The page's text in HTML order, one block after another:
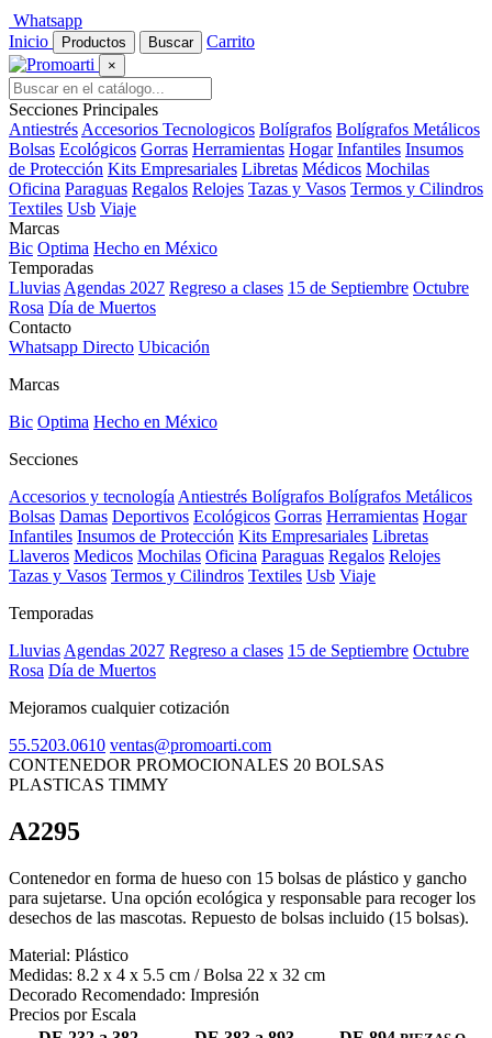
Whatsapp
Inicio
Productos Buscar Carrito
×
Secciones Principales
Antiestrés Accesorios Tecnologicos Bolígrafos Bolígrafos Metálicos
Bolsas Ecológicos Gorras Herramientas Hogar Infantiles Insumos
de Protección Kits Empresariales Libretas Médicos Mochilas
Oficina Paraguas Regalos Relojes Tazas y Vasos Termos y Cilindros
Textiles Usb Viaje
Marcas
Bic Optima Hecho en México
Temporadas
Lluvias Agendas 2027 Regreso a clases 15 de Septiembre Octubre
Rosa Día de Muertos
Contacto
Whatsapp Directo Ubicación
Marcas
Bic Optima Hecho en México
Secciones
Accesorios y tecnología Antiestrés Bolígrafos Bolígrafos Metálicos
Bolsas Damas Deportivos Ecológicos Gorras Herramientas Hogar
Infantiles Insumos de Protección Kits Empresariales Libretas
Llaveros Medicos Mochilas Oficina Paraguas Regalos Relojes
Tazas y Vasos Termos y Cilindros Textiles Usb Viaje
Temporadas
Lluvias Agendas 2027 Regreso a clases 15 de Septiembre Octubre
Rosa Día de Muertos
Mejoramos cualquier cotización
55.5203.0610 ventas@promoarti.com
CONTENEDOR PROMOCIONALES 20 BOLSAS
PLASTICAS TIMMY
A2295
Contenedor en forma de hueso con 15 bolsas de plástico y gancho
para sujetarse. Una opción ecológica y responsable para recoger los
desechos de las mascotas. Repuesto de bolsas incluido (15 bolsas).
Material: Plástico
Medidas: 8.2 x 4 x 5.5 cm / Bolsa 22 x 32 cm
Decorado Recomendado: Impresión
Precios por Escala